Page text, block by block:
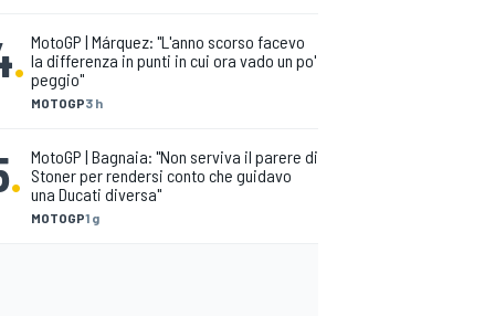
.
MOTOGP3 h
MotoGP | Márquez: "L'anno scorso facevo
la differenza in punti in cui ora vado un po'
peggio"
.
MOTOGP1 g
MotoGP | Bagnaia: "Non serviva il parere di
Stoner per rendersi conto che guidavo
una Ducati diversa"